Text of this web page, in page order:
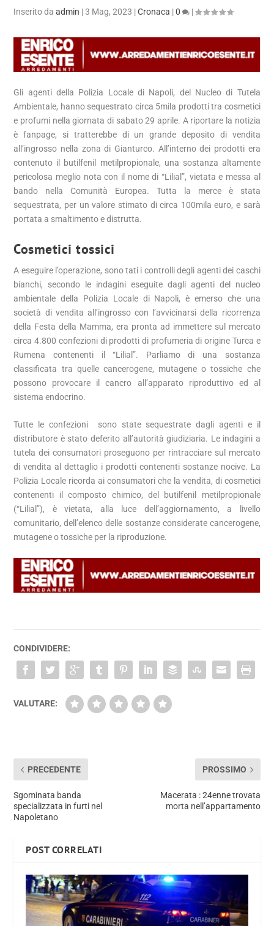
Inserito daadmin |3 Mag, 2023 |Cronaca |0 |
Gli agenti della Polizia Locale di Napoli, del Nucleo di Tutela
Ambientale, hanno sequestrato circa 5mila prodotti tra cosmetici
e profumi nella giornata di sabato 29 aprile. A riportare la notizia
è fanpage, si tratterebbe di un grande deposito di vendita
all’ingrosso nella zona di Gianturco. All’interno dei prodotti era
contenuto il butilfenil metilpropionale, una sostanza altamente
pericolosa meglio nota con il nome di “Lilial”, vietata e messa al
bando nella Comunità Europea. Tutta la merce è stata
sequestrata, per un valore stimato di circa 100mila euro, e sarà
portata a smaltimento e distrutta.
Cosmetici tossici
A eseguire l’operazione, sono tati i controlli degli agenti dei caschi
bianchi, secondo le indagini eseguite dagli agenti del nucleo
ambientale della Polizia Locale di Napoli, è emerso che una
società di vendita all’ingrosso con l’avvicinarsi della ricorrenza
della Festa della Mamma, era pronta ad immettere sul mercato
circa 4.800 confezioni di prodotti di profumeria di origine Turca e
Rumena contenenti il “Lilial”. Parliamo di una sostanza
classificata tra quelle cancerogene, mutagene o tossiche che
possono provocare il cancro all’apparato riproduttivo ed al
sistema endocrino.
Tutte le confezioni sono state sequestrate dagli agenti e il
distributore è stato deferito all’autorità giudiziaria. Le indagini a
tutela dei consumatori proseguono per rintracciare sul mercato
di vendita al dettaglio i prodotti contenenti sostanze nocive. La
Polizia Locale ricorda ai consumatori che la vendita, di cosmetici
contenenti il composto chimico, del butilfenil metilpropionale
(“Lilial”), è vietata, alla luce dell’aggiornamento, a livello
comunitario, dell’elenco delle sostanze considerate cancerogene,
mutagene o tossiche per la riproduzione.
CONDIVIDERE:
VALUTARE:
PRECEDENTE
Sgominata banda
specializzata in furti nel
Napoletano
PROSSIMO
Macerata : 24enne trovata
morta nell’appartamento
POST CORRELATI